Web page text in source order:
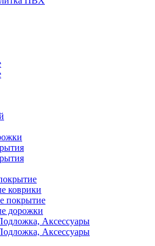
коврики
покрытие
дорожки
Аксессуары
Аксессуары